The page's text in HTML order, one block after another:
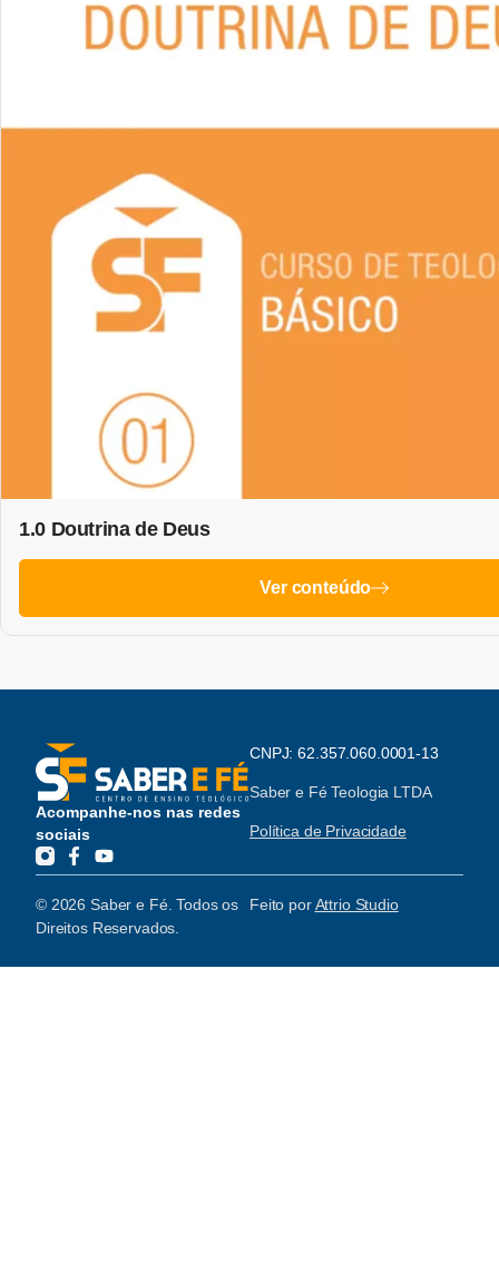
1.0 Doutrina de Deus
Ver conteúdo
Acompanhe-nos nas redes
sociais
CNPJ: 62.357.060.0001-13
Saber e Fé Teologia LTDA
Política de Privacidade
© 2026 Saber e Fé. Todos os
Direitos Reservados.
Feito porAttrio Studio